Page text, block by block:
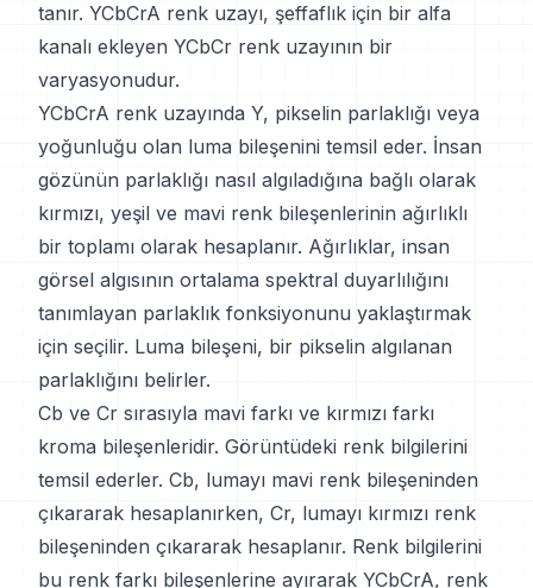
tanır. YCbCrA renk uzayı, şeffaflık için bir alfa
kanalı ekleyen YCbCr renk uzayının bir
varyasyonudur.
YCbCrA renk uzayında Y, pikselin parlaklığı veya
yoğunluğu olan luma bileşenini temsil eder. İnsan
gözünün parlaklığı nasıl algıladığına bağlı olarak
kırmızı, yeşil ve mavi renk bileşenlerinin ağırlıklı
bir toplamı olarak hesaplanır. Ağırlıklar, insan
görsel algısının ortalama spektral duyarlılığını
tanımlayan parlaklık fonksiyonunu yaklaştırmak
için seçilir. Luma bileşeni, bir pikselin algılanan
parlaklığını belirler.
Cb ve Cr sırasıyla mavi farkı ve kırmızı farkı
kroma bileşenleridir. Görüntüdeki renk bilgilerini
temsil ederler. Cb, lumayı mavi renk bileşeninden
çıkararak hesaplanırken, Cr, lumayı kırmızı renk
bileşeninden çıkararak hesaplanır. Renk bilgilerini
bu renk farkı bileşenlerine ayırarak YCbCrA, renk